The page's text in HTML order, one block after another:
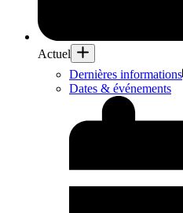
Actuel
Dernières informations
Dates & événements